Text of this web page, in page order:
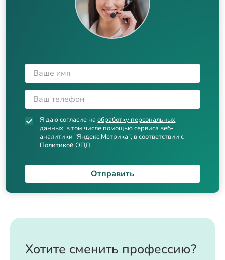
Я даю согласие наобработку персональных
данных, в том числе помощью сервиса веб-
аналитики "Яндекс.Метрика", в соответствии с
Политикой ОПД
Отправить
Хотите сменить профессию?